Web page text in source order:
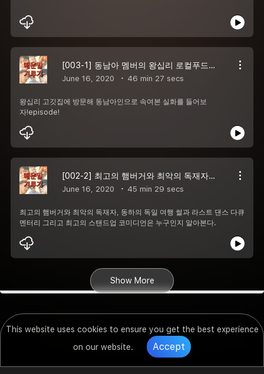
This website uses cookies to ensure you get the best experience
on our website.
Accept
[003-1] 동남아 멤버의 왕십리 로컬푸드 탐방기!!!
June 16, 2020 46 min 27 secs
왕십리 고깃집에 방문해 동남아인으로 속여본 실화를 들어보
자!episode!
[002-2] 최고의 햄버거와 최악의 독재자~!
June 16, 2020 45 min 29 secs
최고의 햄버거와 최악의 독재자, 동하의 독일 여행 썰과 라스트 댄스 다큐
멘터리 그리고 최고의 스탠드업 코미디언은 누구인지 알아본다.
Show More